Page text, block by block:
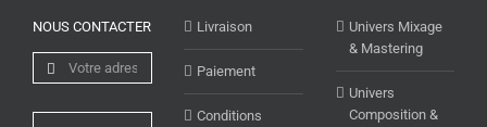
NOUS CONTACTER Livraison
Paiement
Conditions
Univers Mixage
& Mastering
Univers
Composition &